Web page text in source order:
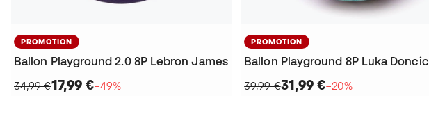
PROMOTION
Ballon Playground 2.0 8P Lebron James
34,99 €17,99 €−49%
PROMOTION
Ballon Playground 8P Luka Doncic
39,99 €31,99 €−20%